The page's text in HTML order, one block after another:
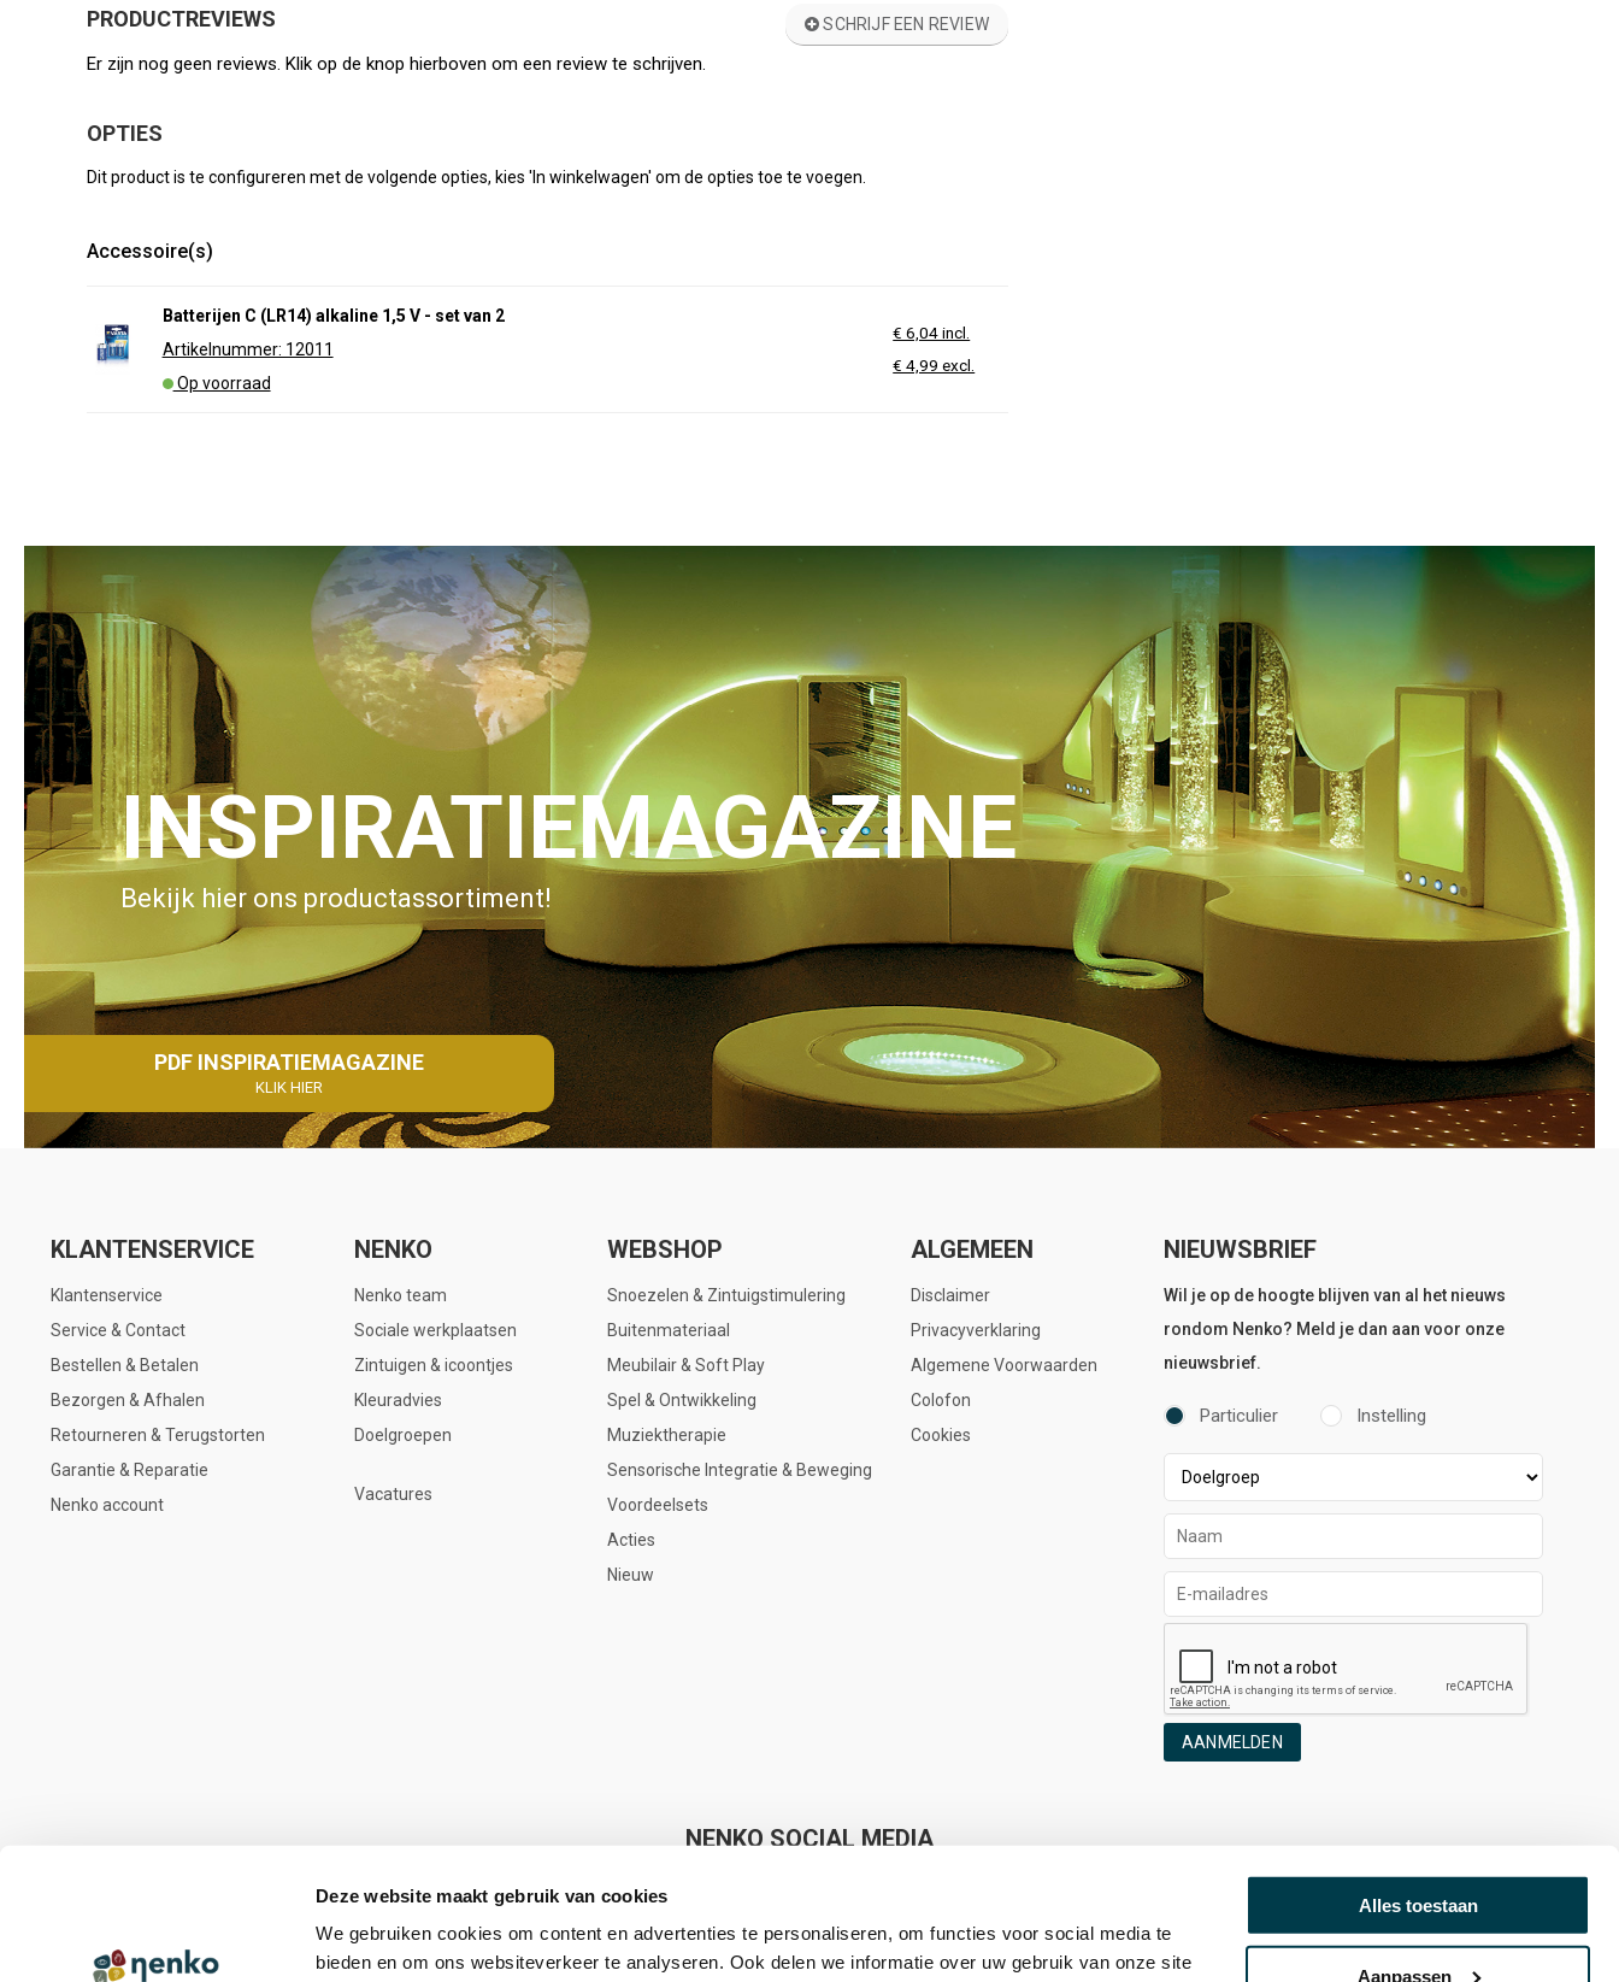
Deze website maakt gebruik van cookies
We gebruiken cookies om content en advertenties te personaliseren, om functies voor social media te
bieden en om ons websiteverkeer te analyseren. Ook delen we informatie over uw gebruik van onze site
Alles toestaan
Aanpassen
PRODUCTREVIEWS SCHRIJF EEN REVIEW
Er zijn nog geen reviews. Klik op de knop hierboven om een review te schrijven.
OPTIES
Dit product is te configureren met de volgende opties, kies 'In winkelwagen' om de opties toe te voegen.
Accessoire(s)
Batterijen C (LR14) alkaline 1,5 V - set van 2
Artikelnummer: 12011
Op voorraad
€ 6,04 incl.
€ 4,99 excl.
INSPIRATIEMAGAZINE
Bekijk hier ons productassortiment!
PDF INSPIRATIEMAGAZINE
KLIK HIER
KLANTENSERVICE
Klantenservice
Service & Contact
Bestellen & Betalen
Bezorgen & Afhalen
Retourneren & Terugstorten
Garantie & Reparatie
Nenko account
NENKO
Nenko team
Sociale werkplaatsen
Zintuigen & icoontjes
Kleuradvies
Doelgroepen
Vacatures
WEBSHOP
Snoezelen & Zintuigstimulering
Buitenmateriaal
Meubilair & Soft Play
Spel & Ontwikkeling
Muziektherapie
Sensorische Integratie & Beweging
Voordeelsets
Acties
Nieuw
ALGEMEEN
Disclaimer
Privacyverklaring
Algemene Voorwaarden
Colofon
Cookies
NIEUWSBRIEF
Wil je op de hoogte blijven van al het nieuws
rondom Nenko? Meld je dan aan voor onze
nieuwsbrief.
Particulier Instelling
AANMELDEN
NENKO SOCIAL MEDIA